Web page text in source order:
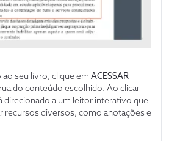
seu livro, clique em ACESSAR
do conteúdo escolhido. Ao clicar
direcionado a um leitor interativo que
recursos diversos, como anotações e